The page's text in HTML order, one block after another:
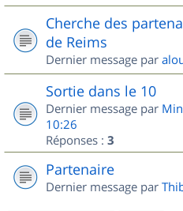
Cherche des
de Reims
Dernier message par
Sortie dans le 10
Dernier message par
10:26
Réponses : 3
Partenaire
Dernier message par